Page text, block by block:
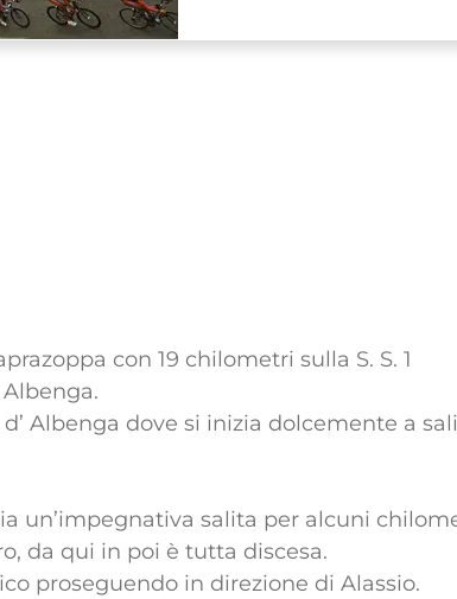
con 19 chilometri sulla S. S. 1
Albenga dove si inizia dolcemente a
un’impegnativa salita per alcuni
da qui in poi è tutta discesa.
proseguendo in direzione di Alassio.